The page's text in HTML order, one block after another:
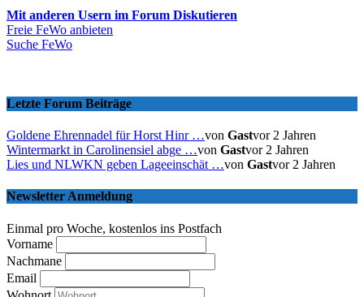
Mit anderen Usern im Forum Diskutieren
Freie FeWo anbieten
Suche FeWo
Letzte Forum Beiträge
Goldene Ehrennadel für Horst Hinr …von Gastvor 2 Jahren
Wintermarkt in Carolinensiel abge …von Gastvor 2 Jahren
Lies und NLWKN geben Lageeinschät …von Gastvor 2 Jahren
Newsletter Anmeldung
Einmal pro Woche, kostenlos ins Postfach
Vorname
Nachmane
Email